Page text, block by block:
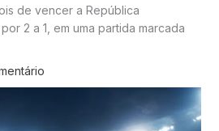
de vencer a República
2 a 1, em uma partida marcada